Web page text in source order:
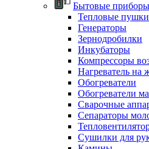
Бытовые приборы
Тепловые пушки
Генераторы
Зернодробилки
Инкубаторы
Компрессоры
Нагреватель на
Обогреватели
Обогреватели
Сварочные
Сепараторы
Сушилки для